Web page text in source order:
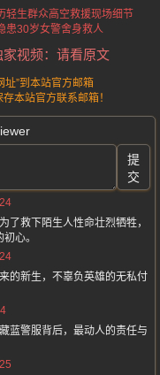
轻生群众高空救援现场细节
患30岁女警舍身救人
视频：请看原文
”到本站官方邮箱
本站官方联系邮箱！
提
交
了救下陌生人性命壮烈牺牲，
心。
的新生，不辜负英雄的无私付
蓝警服背后，最动人的责任与